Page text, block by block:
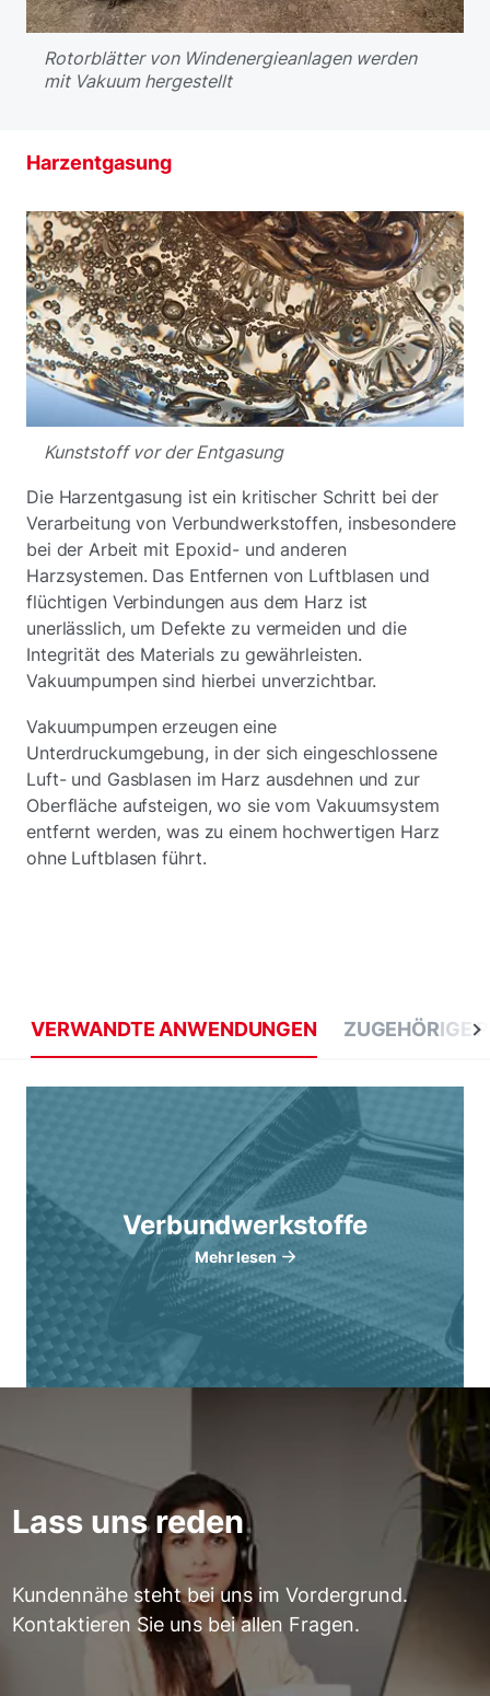
Rotorblätter von Windenergieanlagen werden
mit Vakuum hergestellt
Harzentgasung
Kunststoff vor der Entgasung
Die Harzentgasung ist ein kritischer Schritt bei der
Verarbeitung von Verbundwerkstoffen, insbesondere
bei der Arbeit mit Epoxid- und anderen
Harzsystemen. Das Entfernen von Luftblasen und
flüchtigen Verbindungen aus dem Harz ist
unerlässlich, um Defekte zu vermeiden und die
Integrität des Materials zu gewährleisten.
Vakuumpumpen sind hierbei unverzichtbar.
Vakuumpumpen erzeugen eine
Unterdruckumgebung, in der sich eingeschlossene
Luft- und Gasblasen im Harz ausdehnen und zur
Oberfläche aufsteigen, wo sie vom Vakuumsystem
entfernt werden, was zu einem hochwertigen Harz
ohne Luftblasen führt.
VERWANDTE ANWENDUNGEN ZUGEHÖRIGE
Verbundwerkstoffe
Mehr lesen
Lass uns reden
Kundennähe steht bei uns im Vordergrund.
Kontaktieren Sie uns bei allen Fragen.